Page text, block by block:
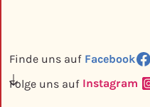
Finde uns auf Facebook
Folge uns auf Instagram